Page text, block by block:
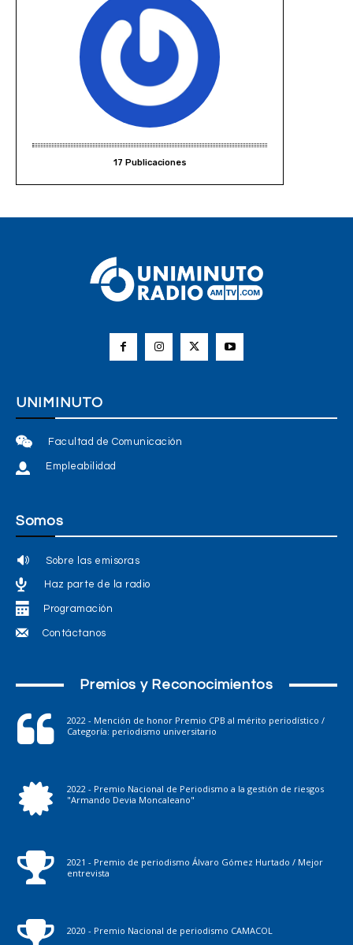
17 Publicaciones
UNIMINUTO
Facultad de Comunicación
Empleabilidad
Somos
Sobre las emisoras
Haz parte de la radio
Programación
Contáctanos
Premios y Reconocimientos
2022 - Mención de honor Premio CPB al mérito periodístico /
Categoría: periodismo universitario
2022 - Premio Nacional de Periodismo a la gestión de riesgos
"Armando Devia Moncaleano"
2021 - Premio de periodismo Álvaro Gómez Hurtado / Mejor
entrevista
2020 - Premio Nacional de periodismo CAMACOL